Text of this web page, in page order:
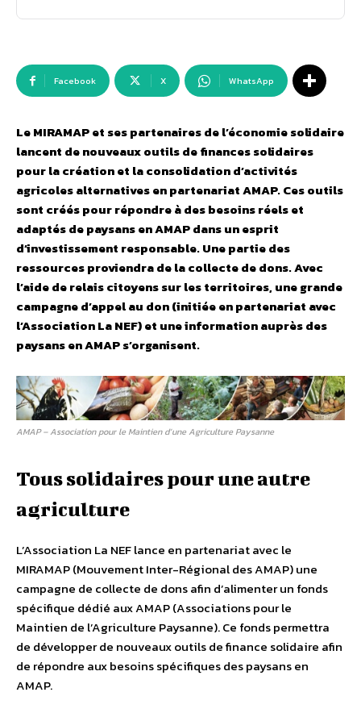
Facebook X WhatsApp
Le MIRAMAP et ses partenaires de l’économie solidaire
lancent de nouveaux outils de finances solidaires
pour la création et la consolidation d’activités
agricoles alternatives en partenariat AMAP. Ces outils
sont créés pour répondre à des besoins réels et
adaptés de paysans en AMAP dans un esprit
d’investissement responsable. Une partie des
ressources proviendra de la collecte de dons. Avec
l’aide de relais citoyens sur les territoires, une grande
campagne d’appel au don (initiée en partenariat avec
l’Association La NEF) et une information auprès des
paysans en AMAP s’organisent.
AMAP – Association pour le Maintien d’une Agriculture Paysanne
Tous solidaires pour une autre
agriculture
L’Association La NEF lance en partenariat avec le
MIRAMAP (Mouvement Inter-Régional des AMAP) une
campagne de collecte de dons afin d’alimenter un fonds
spécifique dédié aux AMAP (Associations pour le
Maintien de l’Agriculture Paysanne). Ce fonds permettra
de développer de nouveaux outils de finance solidaire afin
de répondre aux besoins spécifiques des paysans en
AMAP.